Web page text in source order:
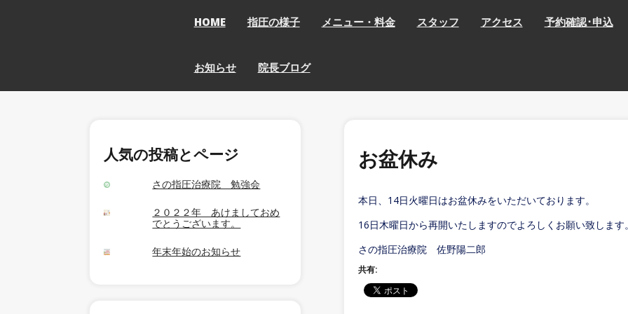
HOME 指圧の様子 メニュー・料金 スタッフ アクセス 予約確認･申込
お知らせ 院長ブログ
お盆休み
本日、14日火曜日はお盆休みをいただいております。
16日木曜日から再開いたしますのでよろしくお願い致します。
さの指圧治療院 佐野陽二郎
共有:
人気の投稿とページ
さの指圧治療院 勉強会
２０２２年 あけましておめ
でとうございます。
年末年始のお知らせ